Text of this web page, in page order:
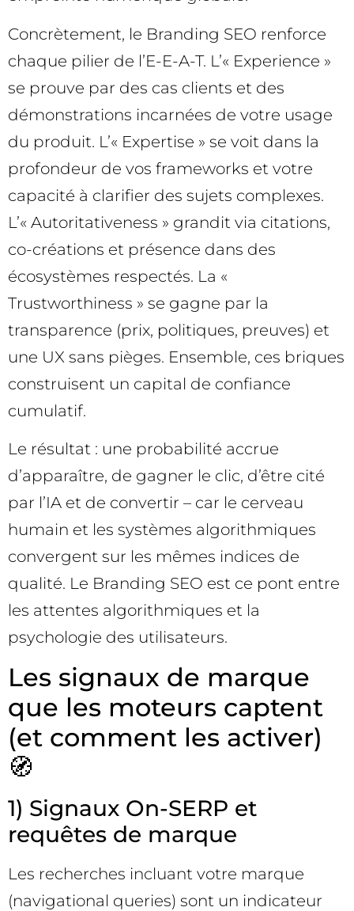
Concrètement, le Branding SEO renforce
chaque pilier de l’E-E-A-T. L’« Experience »
se prouve par des cas clients et des
démonstrations incarnées de votre usage
du produit. L’« Expertise » se voit dans la
profondeur de vos frameworks et votre
capacité à clarifier des sujets complexes.
L’« Autoritativeness » grandit via citations,
co-créations et présence dans des
écosystèmes respectés. La «
Trustworthiness » se gagne par la
transparence (prix, politiques, preuves) et
une UX sans pièges. Ensemble, ces briques
construisent un capital de confiance
cumulatif.
Le résultat : une probabilité accrue
d’apparaître, de gagner le clic, d’être cité
par l’IA et de convertir – car le cerveau
humain et les systèmes algorithmiques
convergent sur les mêmes indices de
qualité. Le Branding SEO est ce pont entre
les attentes algorithmiques et la
psychologie des utilisateurs.
Les signaux de marque
que les moteurs captent
(et comment les activer)
🧭
1) Signaux On-SERP et
requêtes de marque
Les recherches incluant votre marque
(navigational queries) sont un indicateur